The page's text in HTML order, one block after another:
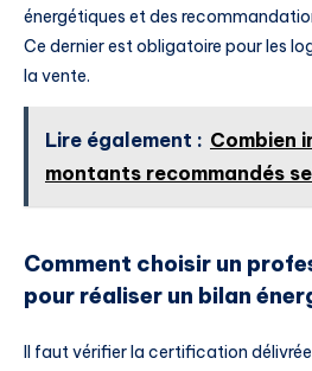
énergétiques et des
Ce dernier est obligatoire pour les
la vente.
Lire également : Combien
montants recommandés
Comment choisir un
pour réaliser un bilan
Il faut vérifier la certification